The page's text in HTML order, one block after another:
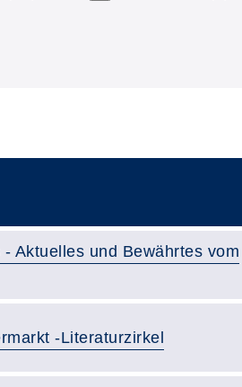
Aktuelles und Bewährtes vom
-Literaturzirkel